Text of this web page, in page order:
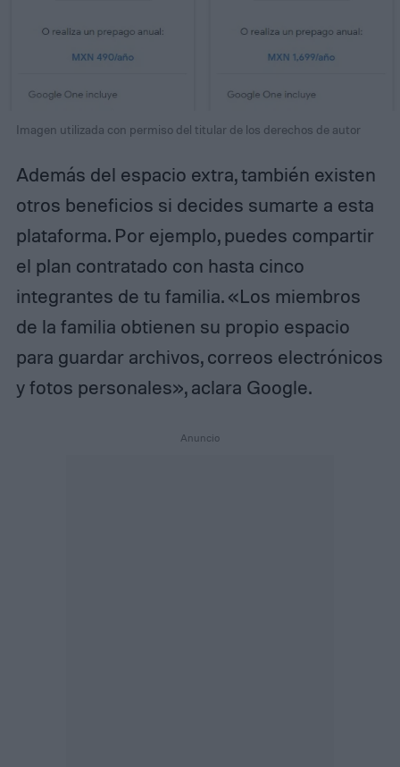
Imagen utilizada con permiso del titular de los derechos de autor
Además del espacio extra, también existen
otros beneficios si decides sumarte a esta
plataforma. Por ejemplo, puedes compartir
el plan contratado con hasta cinco
integrantes de tu familia. «Los miembros
de la familia obtienen su propio espacio
para guardar archivos, correos electrónicos
y fotos personales», aclara Google.